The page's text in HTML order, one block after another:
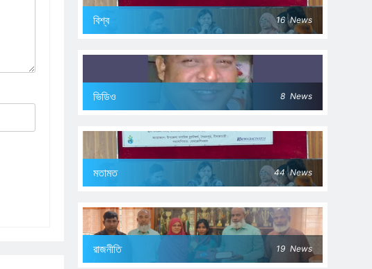
বিশ্ব 16 News
ভিডিও 8 News
মতামত 44 News
রাজনীতি 19 News